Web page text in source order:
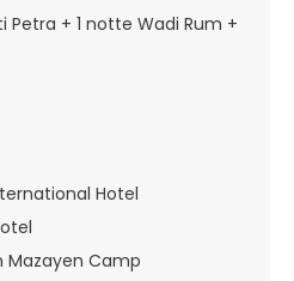
+ 1 notte Wadi Rum +
Hotel
Mazayen Camp